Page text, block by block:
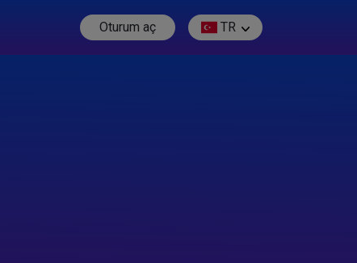
Oturum aç TR